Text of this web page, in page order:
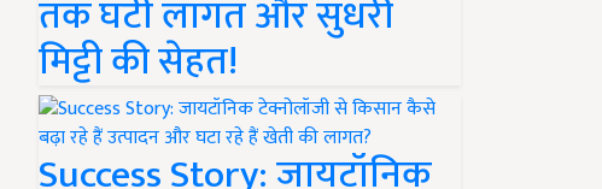
तक घटी लागत और सुधरी
मिट्टी की सेहत!
Success Story: जायटॉनिक